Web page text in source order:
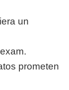
un
prometen